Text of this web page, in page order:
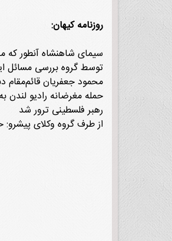
روزنامه کیهان:
سیمای شاهنشاه آنطور که
توسط گروه بررسی مسائل
محمود جعفریان قائم‌مقام
حمله مغرضانه رادیو
رهبر فلسطینی ترور شد
از طرف گروه وکلای